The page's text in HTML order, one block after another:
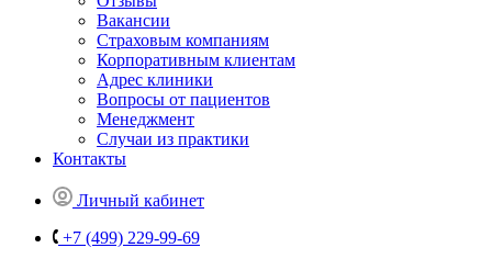
Вакансии
Страховым компаниям
Корпоративным клиентам
Адрес клиники
Вопросы от пациентов
Менеджмент
Случаи из практики
Контакты
Личный кабинет
+7 (499) 229-99-69